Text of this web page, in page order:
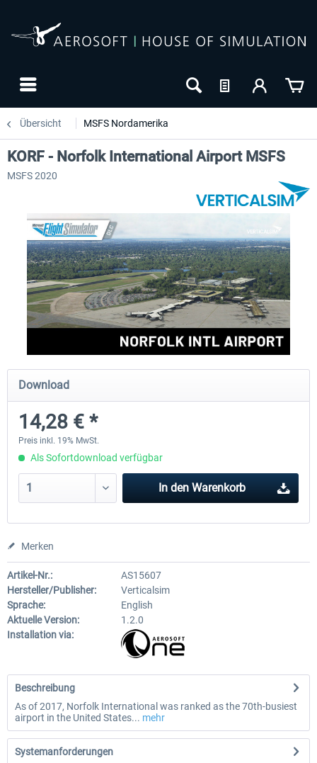
Übersicht MSFS Nordamerika
FSDG - Grönland Kulusuk MSFS
8,99 € *
Aerosoft Airport
KORF - Norfolk International Airport MSFS
MSFS 2020
Download
14,28 € *
Preis inkl. 19% MwSt.
Als Sofortdownload verfügbar
In den Warenkorb
Merken
Artikel-Nr.:
AS15607
Hersteller/Publisher:
Verticalsim
Sprache:
English
Aktuelle Version:
1.2.0
Installation via:
Beschreibung
As of 2017, Norfolk International was ranked as the 70th-busiest
airport in the United States... mehr
Systemanforderungen